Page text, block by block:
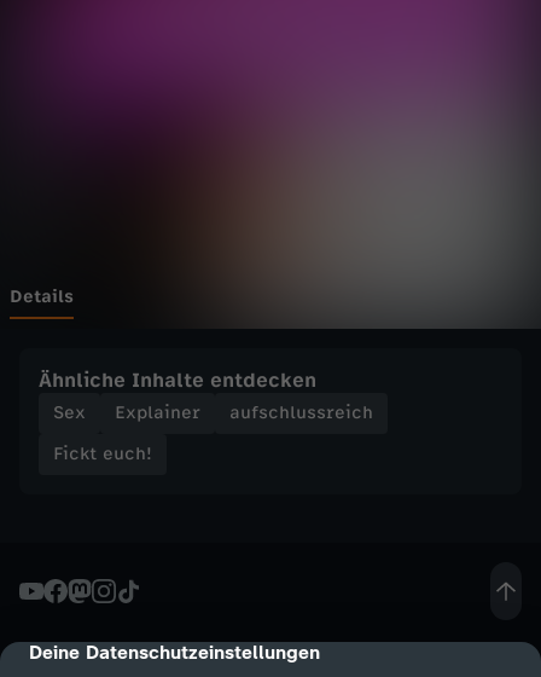
cmp-dialog-description
Deine Datenschutzeinstellungen
s
x
l
l
Details
Ähnliche Inhalte entdecken
Sex Explainer
aufschlussreich
Fickt euch!